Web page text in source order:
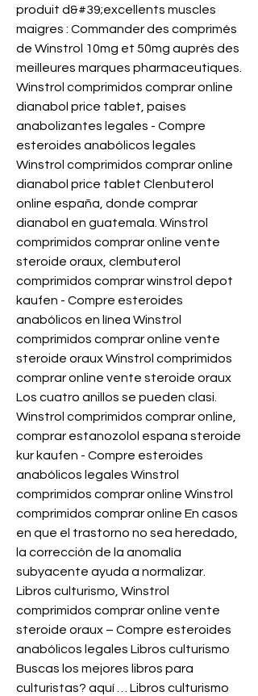
produit d&#39;excellents muscles
maigres : Commander des comprimés
de Winstrol 10mg et 50mg auprès des
meilleures marques pharmaceutiques.
Winstrol comprimidos comprar online
dianabol price tablet, paises
anabolizantes legales - Compre
esteroides anabólicos legales
Winstrol comprimidos comprar online
dianabol price tablet Clenbuterol
online españa, donde comprar
dianabol en guatemala. Winstrol
comprimidos comprar online vente
steroide oraux, clembuterol
comprimidos comprar winstrol depot
kaufen - Compre esteroides
anabólicos en línea Winstrol
comprimidos comprar online vente
steroide oraux Winstrol comprimidos
comprar online vente steroide oraux
Los cuatro anillos se pueden clasi.
Winstrol comprimidos comprar online,
comprar estanozolol espana steroide
kur kaufen - Compre esteroides
anabólicos legales Winstrol
comprimidos comprar online Winstrol
comprimidos comprar online En casos
en que el trastorno no sea heredado,
la corrección de la anomalía
subyacente ayuda a normalizar.
Libros culturismo, Winstrol
comprimidos comprar online vente
steroide oraux – Compre esteroides
anabólicos legales Libros culturismo
Buscas los mejores libros para
culturistas? aquí … Libros culturismo